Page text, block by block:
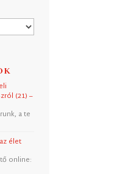
(21) –
a te
élet
online: